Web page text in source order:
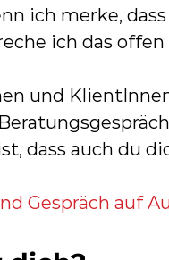
ich merke,
ich das offen
und
dass auch du
Gespräch auf